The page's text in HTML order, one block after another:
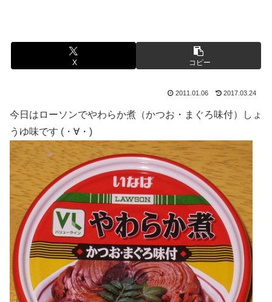
X コピー
2011.01.06 2017.03.24
今日はローソンでやわらか煮（かつお・まぐろ味付）しょ
うゆ味です (・∀・)